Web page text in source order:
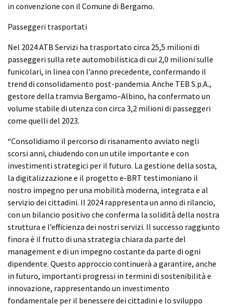
in convenzione con il Comune di Bergamo.
Passeggeri trasportati
Nel 2024 ATB Servizi ha trasportato circa 25,5 milioni di
passeggeri sulla rete automobilistica di cui 2,0 milioni sulle
funicolari, in linea con l’anno precedente, confermando il
trend di consolidamento post-pandemia. Anche TEB S.p.A.,
gestore della tramvia Bergamo–Albino, ha confermato un
volume stabile di utenza con circa 3,2 milioni di passeggeri
come quelli del 2023.
“Consolidiamo il percorso di risanamento avviato negli
scorsi anni, chiudendo con un utile importante e con
investimenti strategici per il futuro. La gestione della sosta,
la digitalizzazione e il progetto e-BRT testimoniano il
nostro impegno per una mobilità moderna, integrata e al
servizio dei cittadini. Il 2024 rappresenta un anno di rilancio,
con un bilancio positivo che conferma la solidità della nostra
struttura e l’efficienza dei nostri servizi. Il successo raggiunto
finora è il frutto di una strategia chiara da parte del
management e di un impegno costante da parte di ogni
dipendente. Questo approccio continuerà a garantire, anche
in futuro, importanti progressi in termini di sostenibilità e
innovazione, rappresentando un investimento
fondamentale per il benessere dei cittadini e lo sviluppo